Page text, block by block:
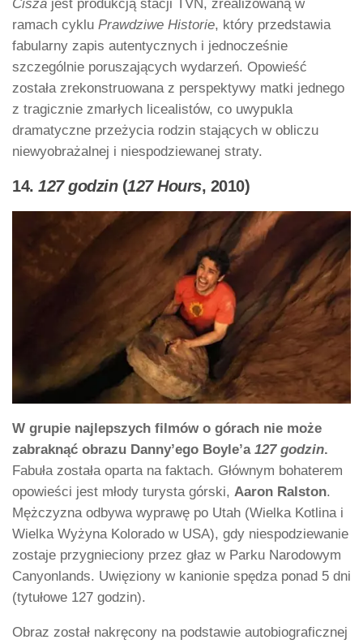
Cisza jest produkcją stacji TVN, zrealizowaną w
ramach cyklu Prawdziwe Historie, który przedstawia
fabularny zapis autentycznych i jednocześnie
szczególnie poruszających wydarzeń. Opowieść
została zrekonstruowana z perspektywy matki jednego
z tragicznie zmarłych licealistów, co uwypukla
dramatyczne przeżycia rodzin stających w obliczu
niewyobrażalnej i niespodziewanej straty.
14. 127 godzin(127 Hours, 2010)
W grupie najlepszych filmów o górach nie może
zabraknąć obrazu Danny’ego Boyle’a 127 godzin.
Fabuła została oparta na faktach. Głównym bohaterem
opowieści jest młody turysta górski, Aaron Ralston.
Mężczyzna odbywa wyprawę po Utah (Wielka Kotlina i
Wielka Wyżyna Kolorado w USA), gdy niespodziewanie
zostaje przygnieciony przez głaz w Parku Narodowym
Canyonlands. Uwięziony w kanionie spędza ponad 5 dni
(tytułowe 127 godzin).
Obraz został nakręcony na podstawie autobiograficznej